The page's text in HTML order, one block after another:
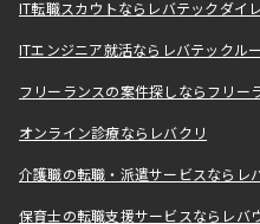
IT転職スカウトならレバテックダイ
ITエンジニア就活ならレバテックル
フリーランスの案件探しならフリー
オンライン診療ならレバクリ
介護職の転職・派遣サービスならレ
保育士の転職支援サービスならレバ